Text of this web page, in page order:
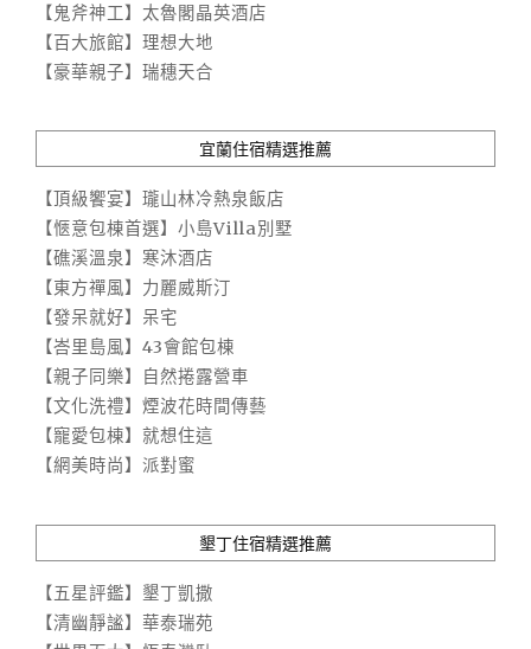
【鬼斧神工】太魯閣晶英酒店
【百大旅館】理想大地
【豪華親子】瑞穗天合
宜蘭住宿精選推薦
【頂級饗宴】瓏山林冷熱泉飯店
【愜意包棟首選】小島Villa別墅
【礁溪溫泉】寒沐酒店
【東方禪風】力麗威斯汀
【發呆就好】呆宅
【峇里島風】43會館包棟
【親子同樂】自然捲露營車
【文化洗禮】煙波花時間傳藝
【寵愛包棟】就想住這
【網美時尚】派對蜜
墾丁住宿精選推薦
【五星評鑑】墾丁凱撒
【清幽靜謐】華泰瑞苑